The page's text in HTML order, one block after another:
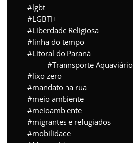
lgbt
LGBTI+
Liberdade Religiosa
linha do tempo
Litoral do Paraná
Trannsporte Aquaviário
lixo zero
mandato na rua
meio ambiente
meioambiente
migrantes e refugiados
mobilidade